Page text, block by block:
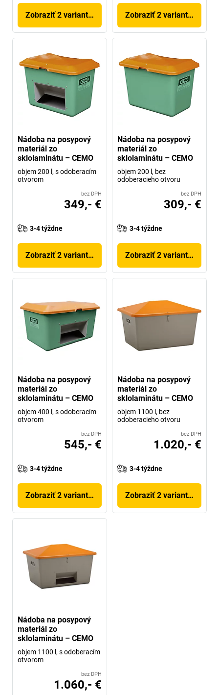
Zobraziť 2 variantov Zobraziť 2 variantov
Nádoba na posypový
materiál zo
sklolaminátu – CEMO
objem 200 l, s odoberacím
otvorom
bez DPH
349,- €
3-4 týždne
Zobraziť 2 variantov
Nádoba na posypový
materiál zo
sklolaminátu – CEMO
objem 200 l, bez
odoberacieho otvoru
bez DPH
309,- €
3-4 týždne
Zobraziť 2 variantov
Nádoba na posypový
materiál zo
sklolaminátu – CEMO
objem 400 l, s odoberacím
otvorom
bez DPH
545,- €
3-4 týždne
Zobraziť 2 variantov
Nádoba na posypový
materiál zo
sklolaminátu – CEMO
objem 1100 l, bez
odoberacieho otvoru
bez DPH
1.020,- €
3-4 týždne
Zobraziť 2 variantov
Nádoba na posypový
materiál zo
sklolaminátu – CEMO
objem 1100 l, s odoberacím
otvorom
bez DPH
1.060,- €